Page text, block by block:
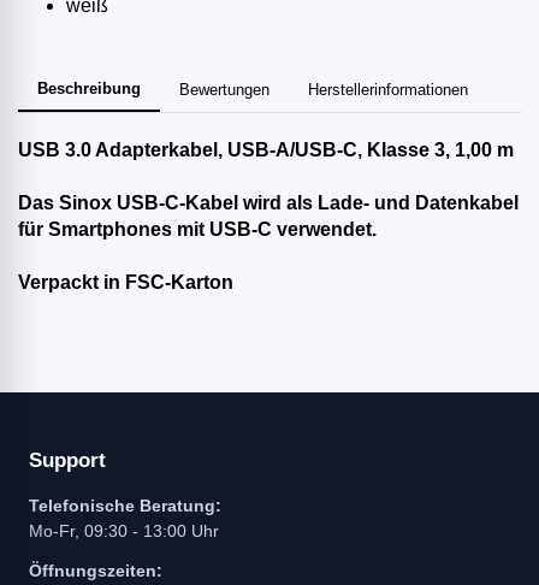
weiß
Beschreibung Bewertungen Herstellerinformationen
USB 3.0 Adapterkabel, USB-A/USB-C, Klasse 3, 1,00 m
Das Sinox USB-C-Kabel wird als Lade- und Datenkabel
für Smartphones mit USB-C verwendet.
Verpackt in FSC-Karton
Support
Telefonische Beratung:
Mo-Fr, 09:30 - 13:00 Uhr
Öffnungszeiten: